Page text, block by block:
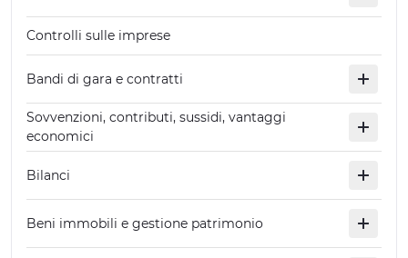
Controlli sulle imprese
Bandi di gara e contratti
Sovvenzioni, contributi, sussidi, vantaggi
economici
Bilanci
Beni immobili e gestione patrimonio